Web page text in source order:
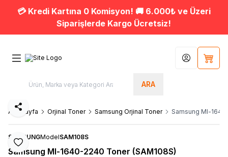
💳 Kredi Kartına 0 Komisyon! 🚚 6.000₺ ve Üzeri
Siparişlerde Kargo Ücretsiz!
ARA
Hesabım
Ana Sayfa Orjinal Toner Samsung Orjinal Toner Samsung Ml-
Favoriye Ekle
Paylaş
SAMSUNGModelSAM108S
Samsung Ml-1640-2240 Toner (SAM108S)